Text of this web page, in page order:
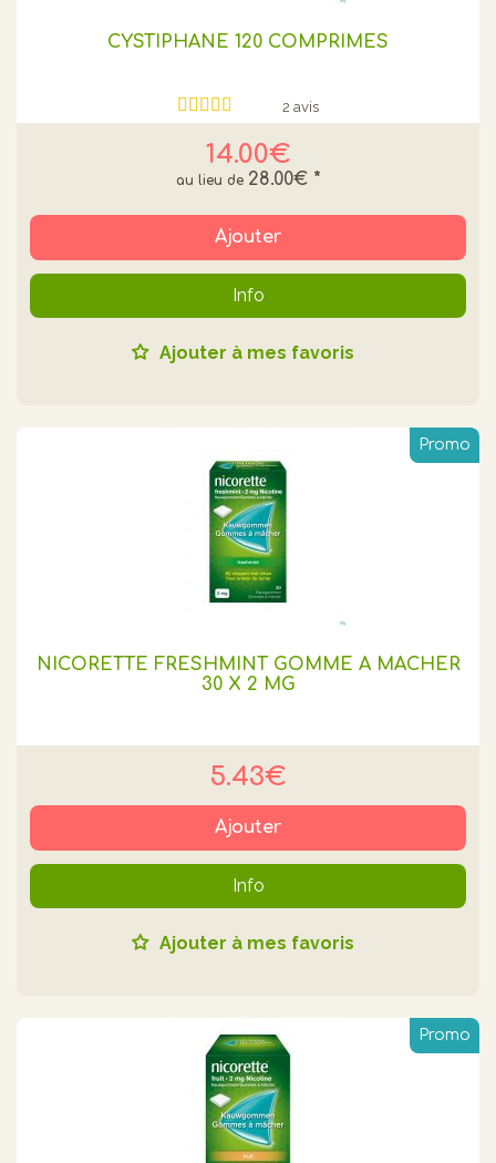
CYSTIPHANE 120 COMPRIMÉS
2 avis
14.00€
28.00€ *
Ajouter
Info
Ajouter à mes favoris
Promo
NICORETTE FRESHMINT GOMME A MACHER
30 X 2 MG
5.43€
Ajouter
Info
Ajouter à mes favoris
Promo